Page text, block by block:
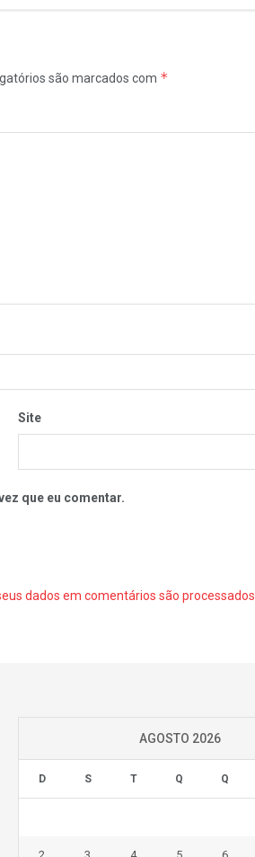
são marcados com *
Site
que eu comentar.
dados em comentários são processados
AGOSTO 2026
D S T Q Q